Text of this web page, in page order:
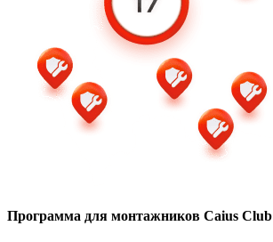
Программа для монтажников Caius Club